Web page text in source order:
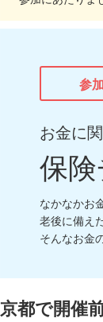
参
お金に
保
なかなかお
老後に備え
そんなお金
京都で開催